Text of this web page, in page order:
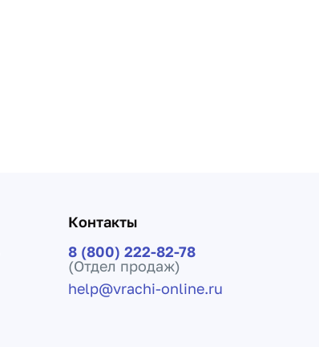
Контакты
8 (800) 222-82-78
(Отдел продаж)
help@vrachi-online.ru